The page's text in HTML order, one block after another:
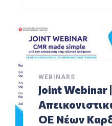
WEBINARS
Joint Webinar
ΟΕ Νέων